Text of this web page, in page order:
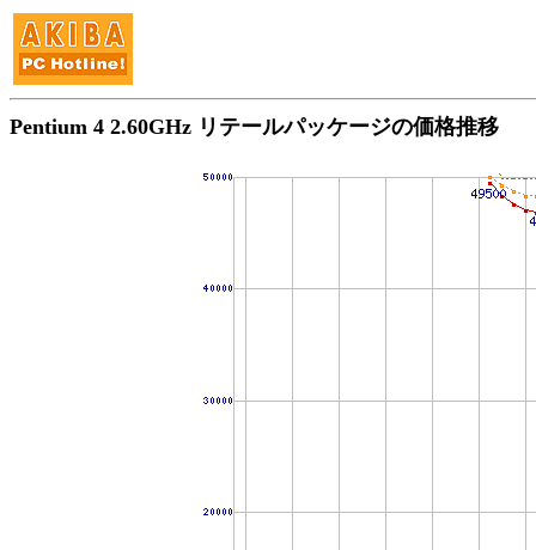
Pentium 4 2.60GHz リテールパッケージの価格推移